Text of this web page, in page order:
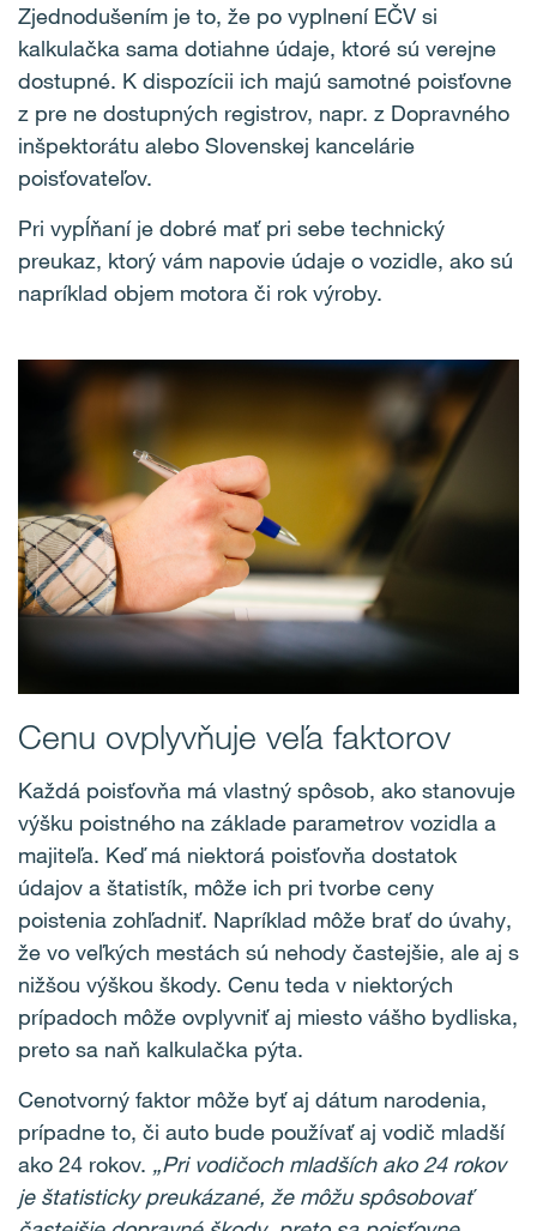
Zjednodušením je to, že po vyplnení EČV si
kalkulačka sama dotiahne údaje, ktoré sú verejne
dostupné. K dispozícii ich majú samotné poisťovne
z pre ne dostupných registrov, napr. z Dopravného
inšpektorátu alebo Slovenskej kancelárie
poisťovateľov.
Pri vypĺňaní je dobré mať pri sebe technický
preukaz, ktorý vám napovie údaje o vozidle, ako sú
napríklad objem motora či rok výroby.
Cenu ovplyvňuje veľa faktorov
Každá poisťovňa má vlastný spôsob, ako stanovuje
výšku poistného na základe parametrov vozidla a
majiteľa. Keď má niektorá poisťovňa dostatok
údajov a štatistík, môže ich pri tvorbe ceny
poistenia zohľadniť. Napríklad môže brať do úvahy,
že vo veľkých mestách sú nehody častejšie, ale aj s
nižšou výškou škody. Cenu teda v niektorých
prípadoch môže ovplyvniť aj miesto vášho bydliska,
preto sa naň kalkulačka pýta.
Cenotvorný faktor môže byť aj dátum narodenia,
prípadne to, či auto bude používať aj vodič mladší
ako 24 rokov. „Pri vodičoch mladších ako 24 rokov
je štatisticky preukázané, že môžu spôsobovať